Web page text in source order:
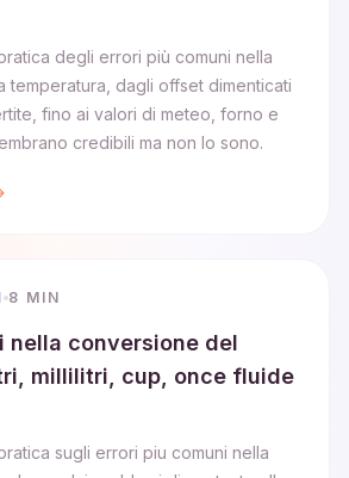
degli errori più comuni nella
temperatura, dagli offset dimenticati
fino ai valori di meteo, forno e
credibili ma non lo sono.
8 MIN
nella conversione del
millilitri, cup, once fluide
sugli errori piu comuni nella